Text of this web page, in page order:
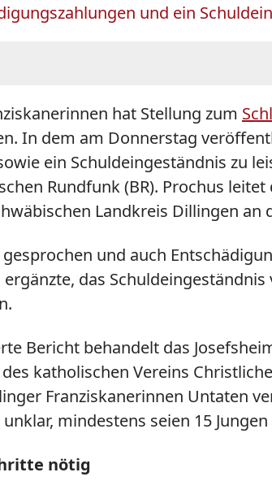
und ein
hat Stellung zum
In dem am Donnerstag
ein Schuldeingeständnis zu
Rundfunk (BR). Prochus
Landkreis Dillingen an
und auch
das
Bericht behandelt das
katholischen Vereins
Franziskanerinnen Untaten
mindestens seien 15
nötig